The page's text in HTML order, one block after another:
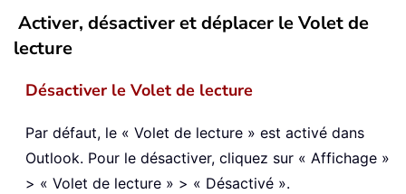
Activer, désactiver et déplacer le Volet de
lecture
Désactiver le Volet de lecture
Par défaut, le « Volet de lecture » est activé dans
Outlook. Pour le désactiver, cliquez sur « Affichage »
> « Volet de lecture » > « Désactivé ».